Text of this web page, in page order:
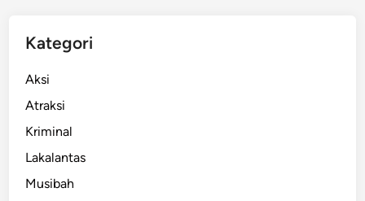
Kategori
Aksi
Atraksi
Kriminal
Lakalantas
Musibah